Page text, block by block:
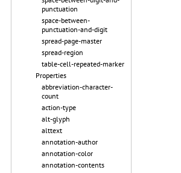
punctuation
space-between-
punctuation-and-digit
spread-page-master
spread-region
table-cell-repeated-marker
Properties
abbreviation-character-
count
action-type
alt-glyph
alttext
annotation-author
annotation-color
annotation-contents